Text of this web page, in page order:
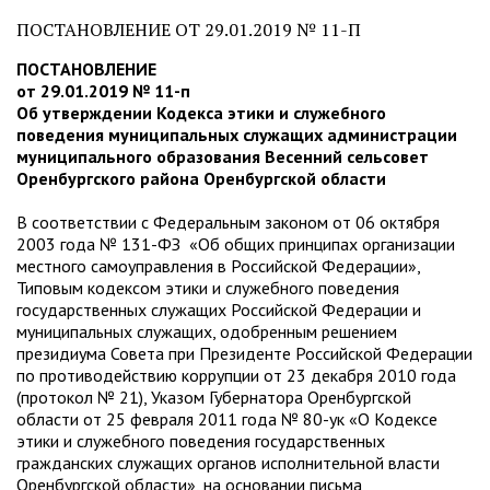
ПОСТАНОВЛЕНИЕ ОТ 29.01.2019 № 11-П
ПОСТАНОВЛЕНИЕ
от 29.01.2019 № 11-п
Об утверждении Кодекса этики и служебного
поведения муниципальных служащих администрации
муниципального образования Весенний сельсовет
Оренбургского района Оренбургской области
В соответствии с Федеральным законом от 06 октября
2003 года № 131-ФЗ «Об общих принципах организации
местного самоуправления в Российской Федерации»,
Типовым кодексом этики и служебного поведения
государственных служащих Российской Федерации и
муниципальных служащих, одобренным решением
президиума Совета при Президенте Российской Федерации
по противодействию коррупции от 23 декабря 2010 года
(протокол № 21), Указом Губернатора Оренбургской
области от 25 февраля 2011 года № 80-ук «О Кодексе
этики и служебного поведения государственных
гражданских служащих органов исполнительной власти
Оренбургской области», на основании письма